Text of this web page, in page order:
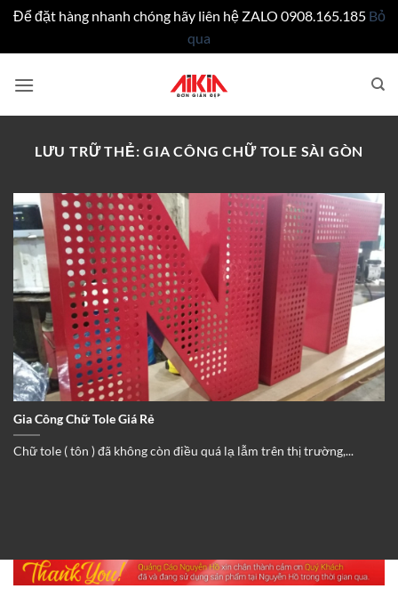
Để đặt hàng nhanh chóng hãy liên hệ ZALO 0908.165.185 Bỏ
qua
qua
LƯU TRỮ THẺ:GIA CÔNG CHỮ TOLE SÀI GÒN
Gia Công Chữ Tole Giá Rẻ
Chữ tole ( tôn ) đã không còn điều quá lạ lẫm trên thị trường,...